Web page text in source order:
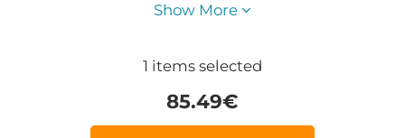
Show More
1 items selected
85.49€